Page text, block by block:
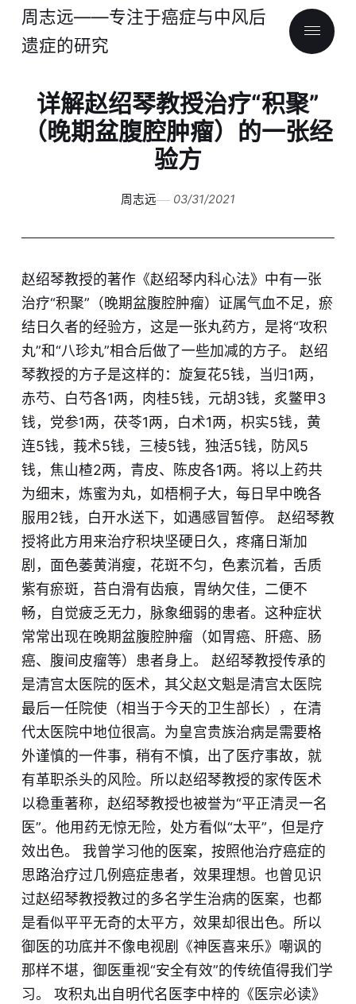
周志远——专注于癌症与中风后
遗症的研究
详解赵绍琴教授治疗“积聚”
（晚期盆腹腔肿瘤）的一张经
验方
周志远 03/31/2021
赵绍琴教授的著作《赵绍琴内科心法》中有一张
治疗“积聚”（晚期盆腹腔肿瘤）证属气血不足，瘀
结日久者的经验方，这是一张丸药方，是将“攻积
丸”和“八珍丸”相合后做了一些加减的方子。 赵绍
琴教授的方子是这样的：旋复花5钱，当归1两，
赤芍、白芍各1两，肉桂5钱，元胡3钱，炙鳖甲3
钱，党参1两，茯苓1两，白术1两，枳实5钱，黄
连5钱，莪术5钱，三棱5钱，独活5钱，防风5
钱，焦山楂2两，青皮、陈皮各1两。将以上药共
为细末，炼蜜为丸，如梧桐子大，每日早中晚各
服用2钱，白开水送下，如遇感冒暂停。 赵绍琴教
授将此方用来治疗积块坚硬日久，疼痛日渐加
剧，面色萎黄消瘦，花斑不匀，色素沉着，舌质
紫有瘀斑，苔白滑有齿痕，胃纳欠佳，二便不
畅，自觉疲乏无力，脉象细弱的患者。这种症状
常常出现在晚期盆腹腔肿瘤（如胃癌、肝癌、肠
癌、腹间皮瘤等）患者身上。 赵绍琴教授传承的
是清宫太医院的医术，其父赵文魁是清宫太医院
最后一任院使（相当于今天的卫生部长），在清
代太医院中地位很高。为皇宫贵族治病是需要格
外谨慎的一件事，稍有不慎，出了医疗事故，就
有革职杀头的风险。所以赵绍琴教授的家传医术
以稳重著称，赵绍琴教授也被誉为“平正清灵一名
医”。他用药无惊无险，处方看似“太平”，但是疗
效出色。 我曾学习他的医案，按照他治疗癌症的
思路治疗过几例癌症患者，效果理想。也曾见识
过赵绍琴教授教过的多名学生治病的医案，也都
是看似平平无奇的太平方，效果却很出色。所以
御医的功底并不像电视剧《神医喜来乐》嘲讽的
那样不堪，御医重视“安全有效”的传统值得我们学
习。 攻积丸出自明代名医李中梓的《医宗必读》